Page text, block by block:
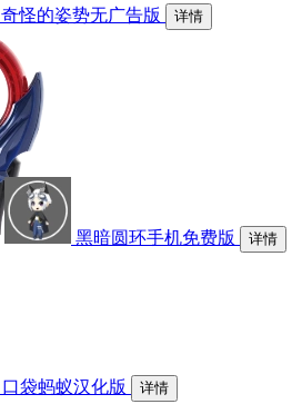
奇怪的姿势无广告版 详情
黑暗圆环手机免费版 详情
口袋蚂蚁汉化版 详情